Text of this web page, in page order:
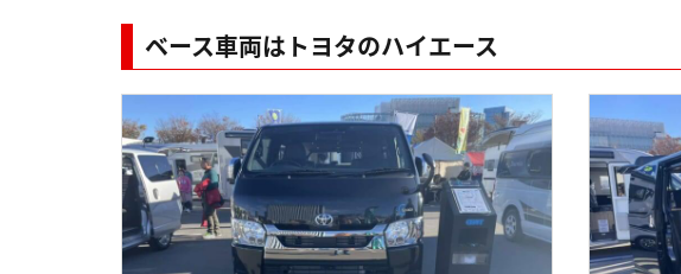
ベース車両はトヨタのハイエース